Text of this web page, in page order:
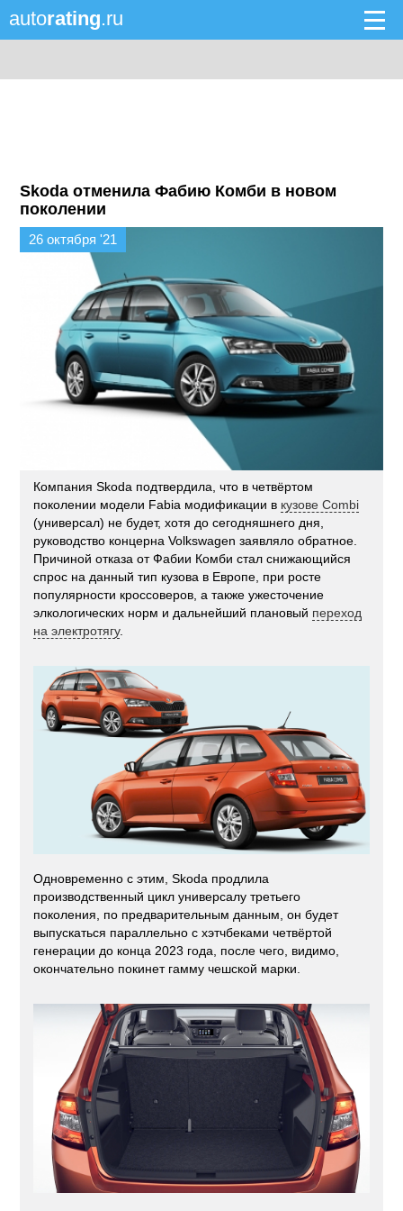
autorating.ru
Skoda отменила Фабию Комби в новом
поколении
26 октября '21
Компания Skoda подтвердила, что в четвёртом
поколении модели Fabia модификации в кузове Combi
(универсал) не будет, хотя до сегодняшнего дня,
руководство концерна Volkswagen заявляло обратное.
Причиной отказа от Фабии Комби стал снижающийся
спрос на данный тип кузова в Европе, при росте
популярности кроссоверов, а также ужесточение
элкологических норм и дальнейший плановый переход
на электротягу.
Одновременно с этим, Skoda продлила
производственный цикл универсалу третьего
поколения, по предварительным данным, он будет
выпускаться параллельно с хэтчбеками четвёртой
генерации до конца 2023 года, после чего, видимо,
окончательно покинет гамму чешской марки.